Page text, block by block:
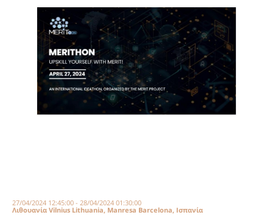
27/04/2024 12:45:00 - 28/04/2024 01:30:00
Λιθουανία Vilnius Lithuania, Manresa Barcelona, Ισπανία